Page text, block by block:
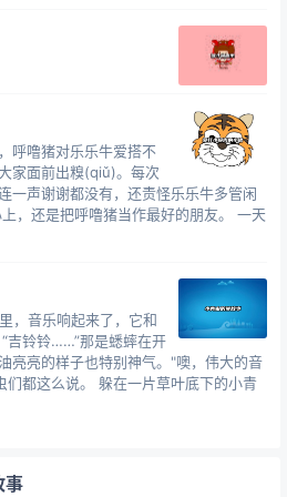
呼噜猪对乐乐牛爱搭不
家面前出糗(qiǔ)。每次
一声谢谢都没有，还责怪乐乐牛多管闲
，还是把呼噜猪当作最好的朋友。 一天
，音乐响起来了，它和
吉铃铃……”那是蟋蟀在开
亮亮的样子也特别神气。"噢，伟大的音
们都这么说。 躲在一片草叶底下的小青
事